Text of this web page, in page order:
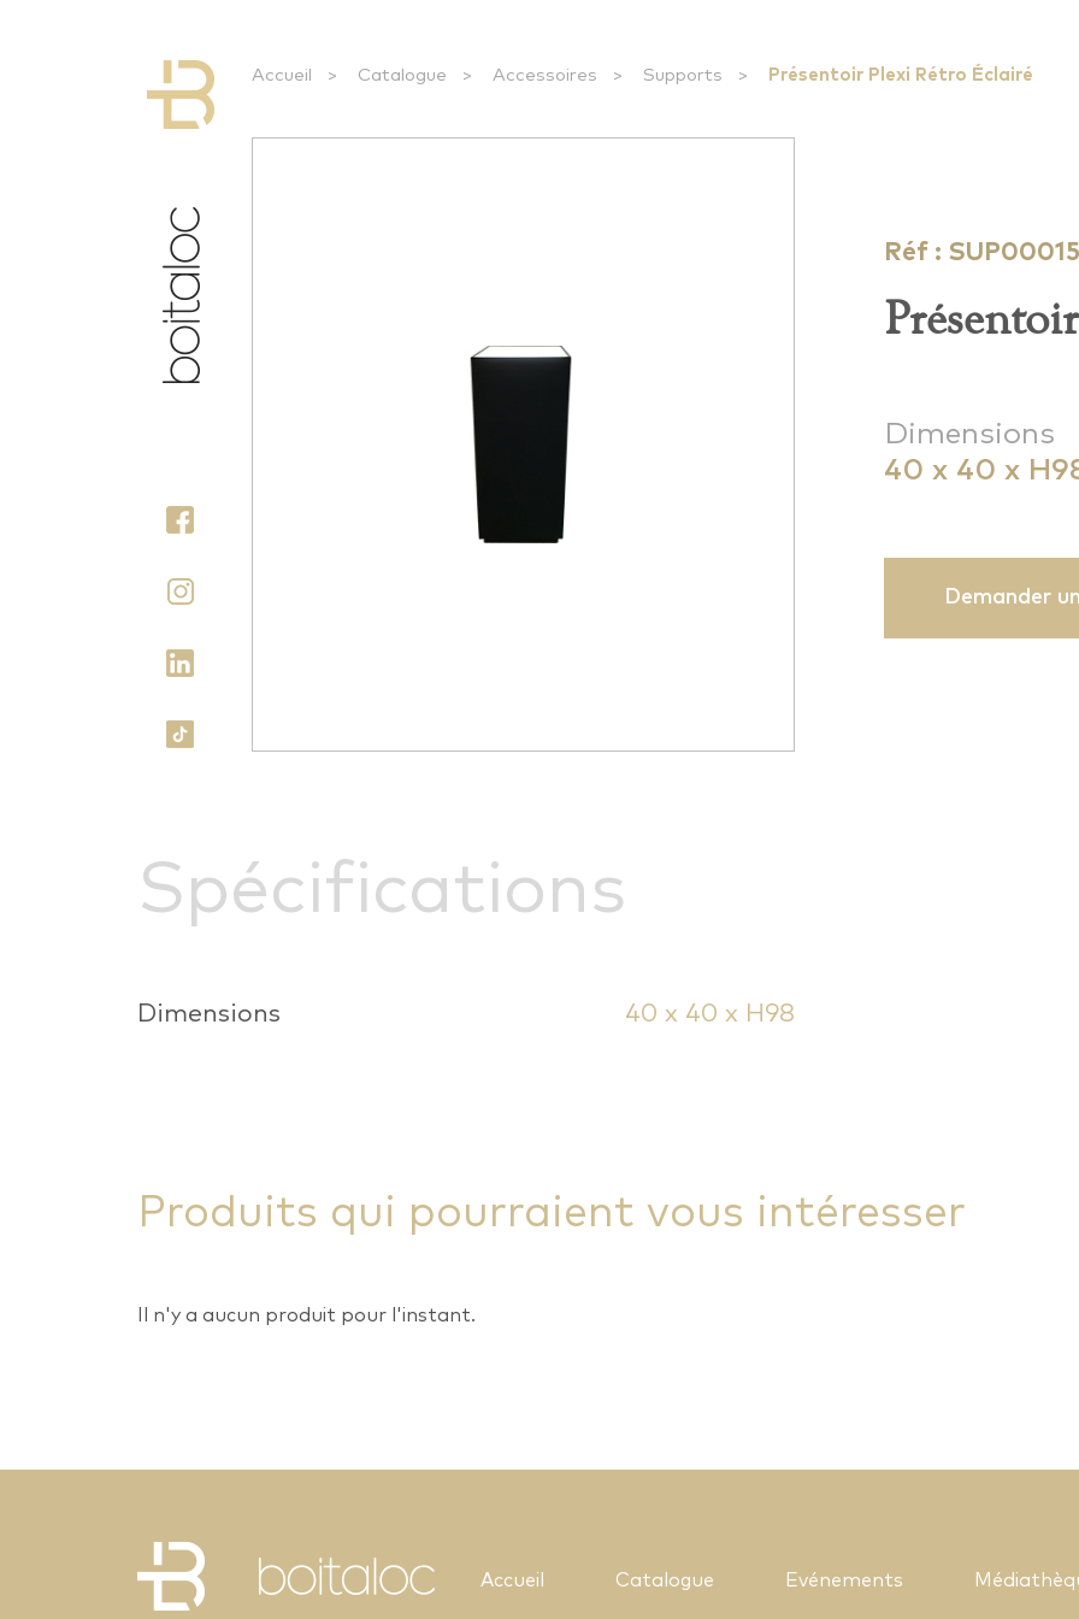
Accueil > Catalogue > Accessoires > Supports > Présentoir Plexi Rétro Éclairé
Réf : SUP00015
Dimensions
40 x 40 x
Demander
Spécifications
Dimensions 40 x 40 x H98
Produits qui pourraient vous intéresser
Il n'y a aucun produit pour l'instant.
Accueil Catalogue Evénements